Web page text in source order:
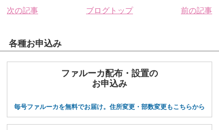
次の記事 ブログトップ 前の記事
各種お申込み
ファルーカ配布・設置の
お申込み
毎号ファルーカを無料でお届け。住所変更・部数変更もこちらから